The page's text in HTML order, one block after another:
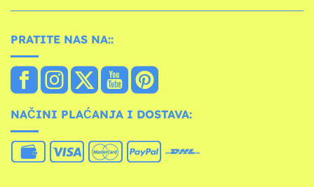
PRATITE NAS NA::
NAČINI PLAĆANJA I DOSTAVA: